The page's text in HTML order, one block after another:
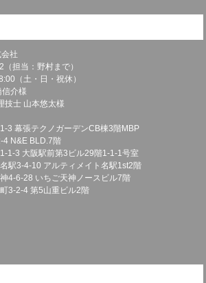
社
担当：野村まで）
（土・日・祝休）
介様
技士 山本悠太様
3 幕張テクノガーデンCB棟3階MBP
4 N&E BLD.7階
1-3 大阪駅前第3ビル29階1-1-1号室
駅3-4-10 アルティメイト名駅1st2階
4-6-28 いちご天神ノースビル7階
3-2-4 第5山重ビル2階